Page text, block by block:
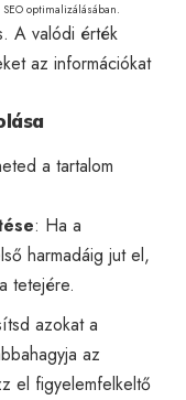
SEO optimalizálásában.
A valódi érték
az információkat
a tartalom
: Ha a
harmadáig jut el,
tetejére.
azokat a
az
el figyelemfelkeltő